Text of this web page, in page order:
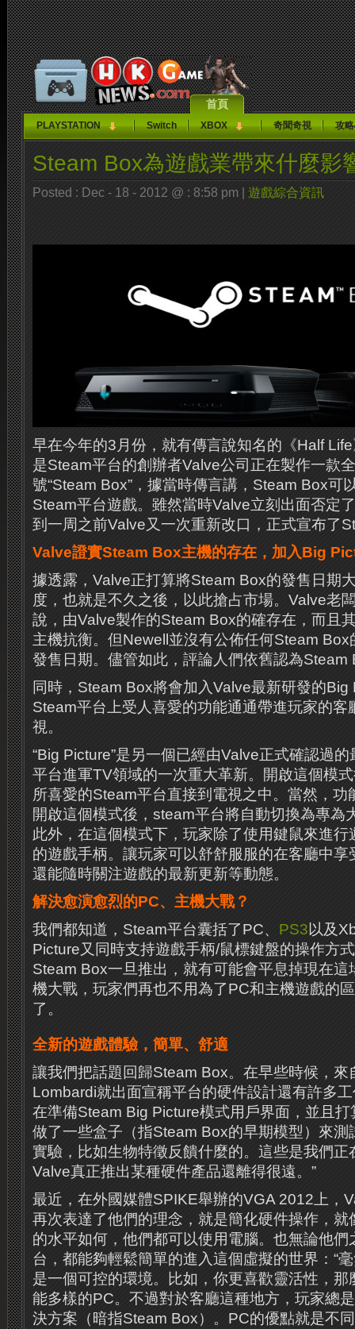
首頁
PLAYSTATION Switch XBOX 奇聞奇視 攻
Steam Box為遊戲業帶來什麼影
Posted : Dec - 18 - 2012 @ : 8:58 pm | 遊戲綜合資訊
早在今年的3月份，就有傳言說知名的《Half
是Steam平台的創辦者Valve公司正在製作一款
號“Steam Box”，據當時傳言講，Steam Box可
Steam平台遊戲。雖然當時Valve立刻出面否定
到一周之前Valve又一次重新改口，正式宣布了
Valve證實Steam Box主機的存在，加入Big
據透露，Valve正打算將Steam Box的發售日期
度，也就是不久之後，以此搶占市場。Valve老
說，由Valve製作的Steam Box的確存在，而且
主機抗衡。但Newell並沒有公佈任何Steam
發售日期。儘管如此，評論人們依舊認為Steam
同時，Steam Box將會加入Valve最新研發的
Steam平台上受人喜愛的功能通通帶進玩家的客
視。
“Big Picture”是另一個已經由Valve正式確認過
平台進軍TV領域的一次重大革新。開啟這個模
所喜愛的Steam平台直接到電視之中。當然，功
開啟這個模式後，steam平台將自動切換為專為
此外，在這個模式下，玩家除了使用鍵鼠來進
的遊戲手柄。讓玩家可以舒舒服服的在客廳中
還能隨時關注遊戲的最新更新等動態。
解決愈演愈烈的PC、主機大戰？
我們都知道，Steam平台囊括了PC、 PS3以及
Picture又同時支持遊戲手柄/鼠標鍵盤的操作方
Steam Box一旦推出，就有可能會平息掉現在這
機大戰，玩家們再也不用為了PC和主機遊戲的
了。
全新的遊戲體驗，簡單、舒適
讓我們把話題回歸Steam Box。在早些時候，來
Lombardi就出面宣稱平台的硬件設計還有許多
在準備Steam Big Picture模式用戶界面，並且
做了一些盒子（指Steam Box的早期模型）來測
實驗，比如生物特徵反饋什麼的。這些是我們正
Valve真正推出某種硬件產品還離得很遠。”
最近，在外國媒體SPIKE舉辦的VGA 2012上，
再次表達了他們的理念，就是簡化硬件操作，
的水平如何，他們都可以使用電腦。也無論他
台，都能夠輕鬆簡單的進入這個虛擬的世界：“
是一個可控的環境。比如，你更喜歡靈活性，
能多樣的PC。不過對於客廳這種地方，玩家總
決方案（暗指Steam Box）。PC的優點就是不